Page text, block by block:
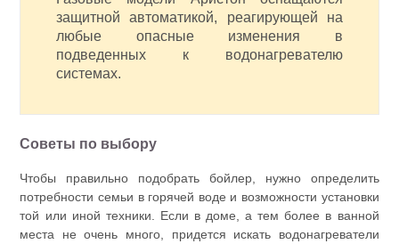
защитной автоматикой, реагирующей на
любые опасные изменения в
подведенных к водонагревателю
системах.
Советы по выбору
Чтобы правильно подобрать бойлер, нужно определить
потребности семьи в горячей воде и возможности установки
той или иной техники. Если в доме, а тем более в ванной
места не очень много, придется искать водонагреватели